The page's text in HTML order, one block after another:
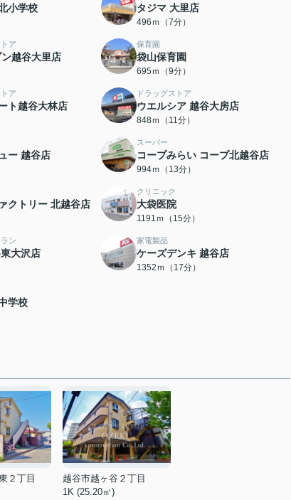
小学校 タジマ 大里店
496ｍ（7分）
ア
越谷大里店
保育園
袋山保育園
695ｍ（9分）
ア
ト越谷大林店
ドラッグストア
ウエルシア 越谷大房店
848ｍ（11分）
ー 越谷店
スーパー
コープみらい コープ北越谷店
994ｍ（13分）
クトリー 北越谷店
クリニック
大袋医院
1191ｍ（15分）
ン
大沢店
家電製品
ケーズデンキ 越谷店
1352ｍ（17分）
学校
２丁目
越谷市越ヶ谷２丁目
1K (25.20㎡)